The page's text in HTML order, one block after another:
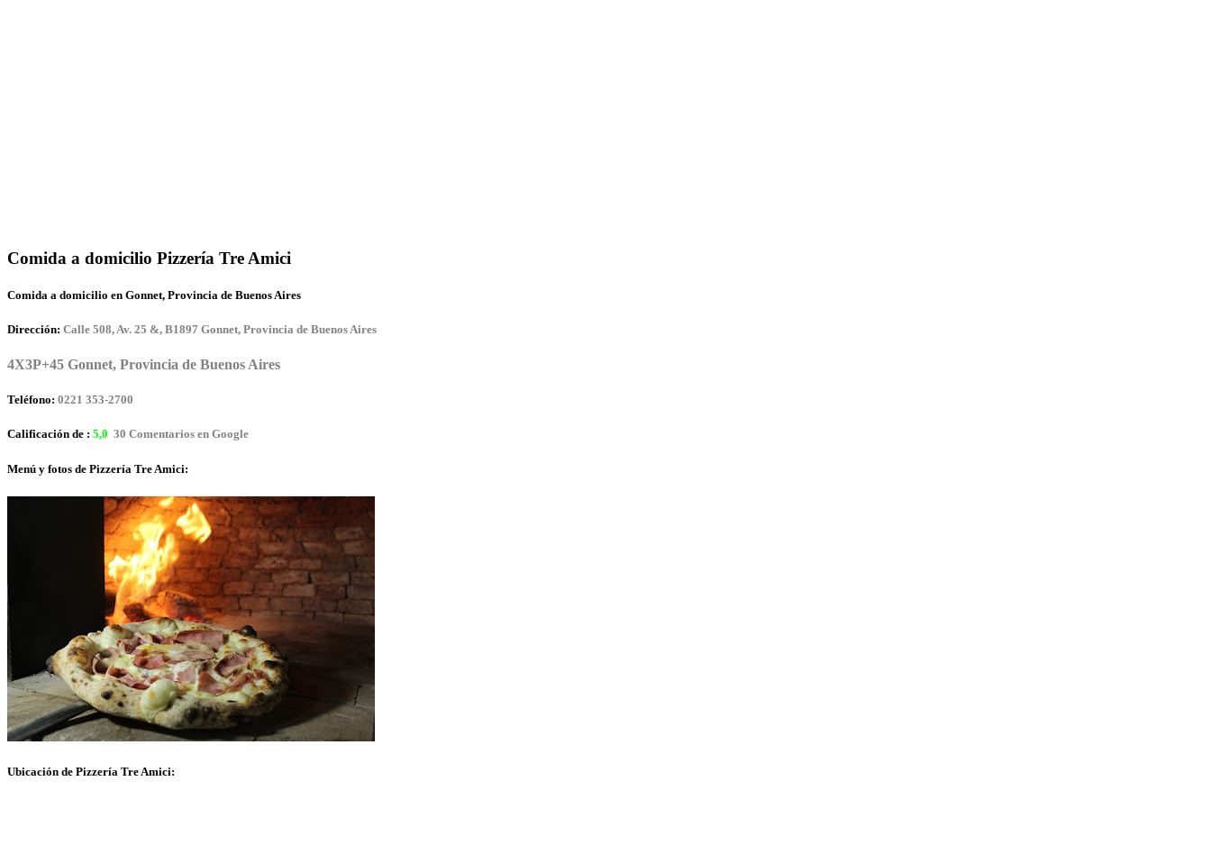
Comida a domicilio Pizzería Tre Amici
Comida a domicilio en Gonnet, Provincia de Buenos Aires
Dirección: Calle 508, Av. 25 &, B1897 Gonnet, Provincia de Buenos Aires
4X3P+45 Gonnet, Provincia de Buenos Aires
Teléfono: 0221 353-2700
Calificación de : 5,0 30 Comentarios en Google
Menú y fotos de Pizzería Tre Amici:
Ubicación de Pizzería Tre Amici: